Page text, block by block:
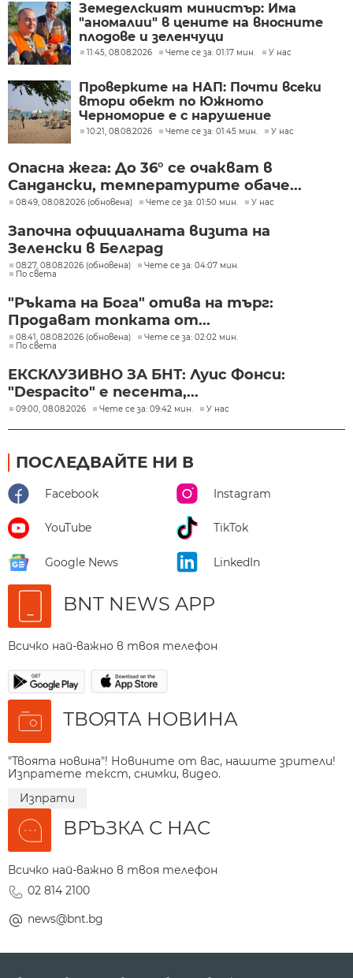
Земеделският министър: Има
"аномалии" в цените на вносните
плодове и зеленчуци
11:45, 08.08.2026 Чете се за: 01:17 мин. У нас
Проверките на НАП: Почти всеки
втори обект по Южното
Черноморие е с нарушение
10:21, 08.08.2026 Чете се за: 01:45 мин. У нас
Опасна жега: До 36° се очакват в
Сандански, температурите обаче...
08:49, 08.08.2026 (обновена) Чете се за: 01:50 мин. У нас
Започна официалната визита на
Зеленски в Белград
08:27, 08.08.2026 (обновена)
Чете се за: 04:07 мин.
По света
"Ръката на Бога" отива на търг:
Продават топката от...
08:41, 08.08.2026 (обновена)
Чете се за: 02:02 мин.
По света
ЕКСКЛУЗИВНО ЗА БНТ: Луис Фонси:
"Despacito" е песента,...
09:00, 08.08.2026 Чете се за: 09:42 мин. У нас
ПОСЛЕДВАЙТЕ НИ В
Facebook Instagram
YouTube TikTok
Google News LinkedIn
BNT NEWS APP
Всичко най-важно в твоя телефон
ТВОЯТА НОВИНА
"Твоята новина"! Новините от вас, нашите зрители!
Изпратете текст, снимки, видео.
Изпрати
ВРЪЗКА С НАС
Всичко най-важно в твоя телефон
02 814 2100
news@bnt.bg